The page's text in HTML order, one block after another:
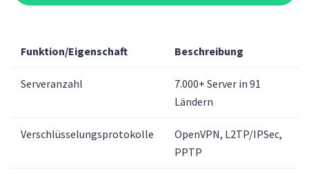
Funktion/Eigenschaft Beschreibung
Serveranzahl
7.000+ Server in 91
Ländern
Verschlüsselungsprotokolle
OpenVPN, L2TP/IPSec,
PPTP